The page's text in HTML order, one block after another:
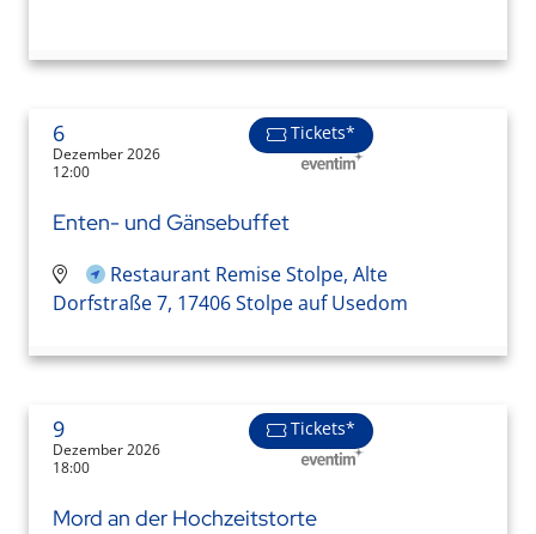
6
Dezember 2026
12:00
Tickets*
Enten- und Gänsebuffet
Restaurant Remise Stolpe, Alte
Dorfstraße 7, 17406 Stolpe auf Usedom
9
Dezember 2026
18:00
Tickets*
Mord an der Hochzeitstorte